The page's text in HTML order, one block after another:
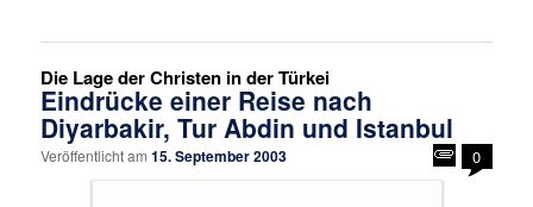
Die Lage der Christen in der Türkei
Eindrücke einer Reise nach
Diyarbakir, Tur Abdin und Istanbul
Veröffentlicht am15. September 2003 0